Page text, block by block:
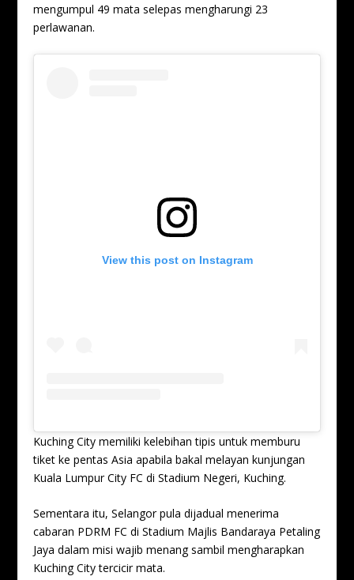
mengumpul 49 mata selepas mengharungi 23
perlawanan.
View this post on Instagram
Kuching City memiliki kelebihan tipis untuk memburu
tiket ke pentas Asia apabila bakal melayan kunjungan
Kuala Lumpur City FC di Stadium Negeri, Kuching.
Sementara itu, Selangor pula dijadual menerima
cabaran PDRM FC di Stadium Majlis Bandaraya Petaling
Jaya dalam misi wajib menang sambil mengharapkan
Kuching City tercicir mata.